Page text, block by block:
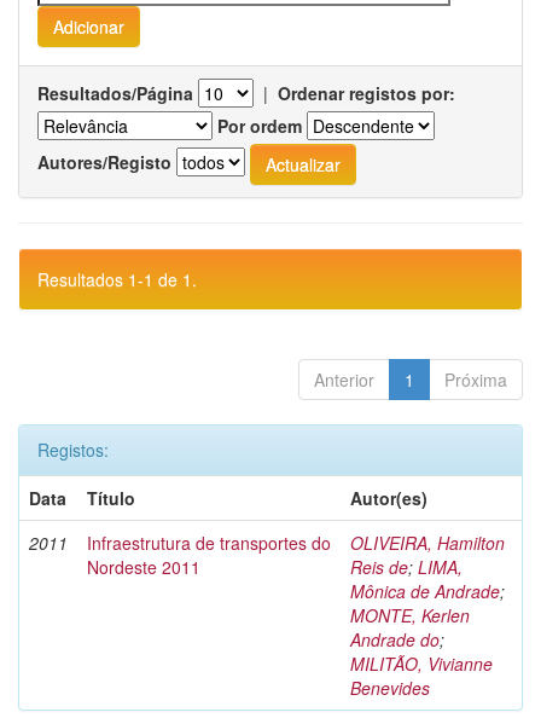
Resultados/Página | Ordenar registos por:
Por ordem
Autores/Registo
Resultados 1-1 de 1.
Anterior 1 Próxima
Registos:
Data
Título
Autor(es)
2011
Infraestrutura de transportes do
Nordeste 2011
OLIVEIRA, Hamilton
Reis de; LIMA,
Mônica de Andrade;
MONTE, Kerlen
Andrade do;
MILITÃO, Vivianne
Benevides